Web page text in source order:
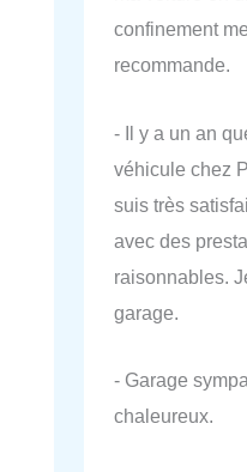
confinement
recommande.
- Il y a un an
véhicule chez
suis très
avec des
raisonnables.
garage.
- Garage
chaleureux.